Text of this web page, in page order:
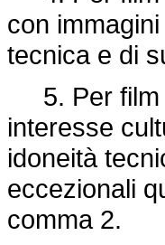
con
tecnica e di
5. Per film
interesse
idoneità
eccezionali
comma 2.